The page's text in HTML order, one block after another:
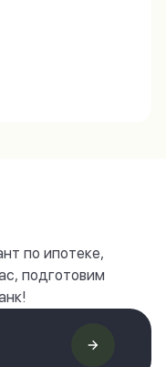
по ипотеке,
подготовим